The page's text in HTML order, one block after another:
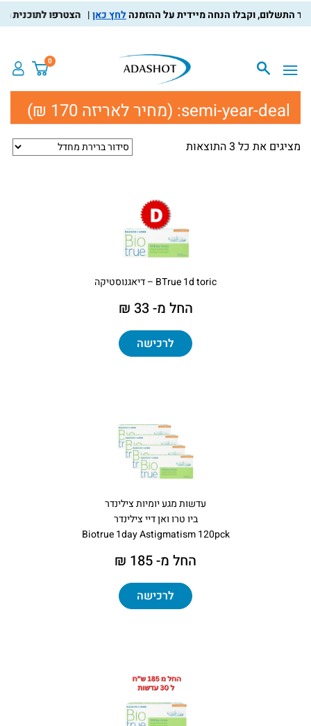
לחץ כאן הצטרפו לתוכנית
0
semi-year-deal: (מחיר לאריזה 170 ₪)
מציגים את כל ⁦3⁩ התוצאות
BTrue 1d toric – דיאגנוסטיקה
החל מ- 33 ₪
לרכישה
עדשות מגע יומיות צילינדר
ביו טרו ואן דיי צילינדר
Biotrue 1day Astigmatism 120pck
החל מ- 185 ₪
לרכישה